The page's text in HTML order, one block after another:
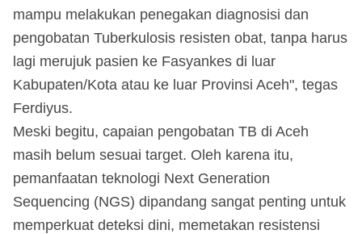
mampu melakukan penegakan diagnosisi dan
pengobatan Tuberkulosis resisten obat, tanpa harus
lagi merujuk pasien ke Fasyankes di luar
Kabupaten/Kota atau ke luar Provinsi Aceh", tegas
Ferdiyus.
Meski begitu, capaian pengobatan TB di Aceh
masih belum sesuai target. Oleh karena itu,
pemanfaatan teknologi Next Generation
Sequencing (NGS) dipandang sangat penting untuk
memperkuat deteksi dini, memetakan resistensi